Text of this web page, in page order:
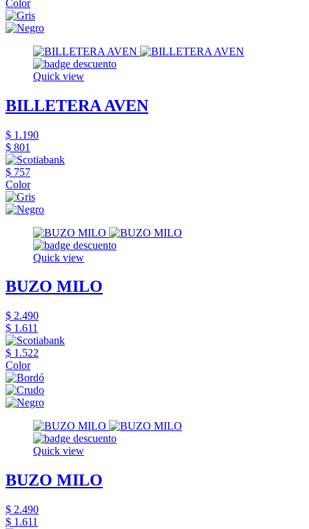
Color
Quick view
BILLETERA AVEN
$ 1.190
$ 801
$ 757
Color
Quick view
BUZO MILO
$ 2.490
$ 1.611
$ 1.522
Color
Quick view
BUZO MILO
$ 2.490
$ 1.611